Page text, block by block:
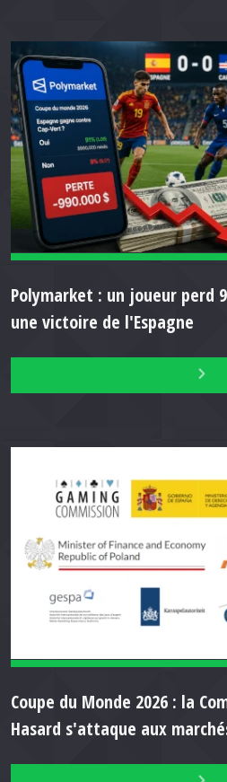
Polymarket : un joueur perd
une victoire de l'Espagne
Coupe du Monde 2026 : la
Hasard s'attaque aux